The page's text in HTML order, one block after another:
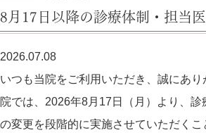
8月17日以降の診療体制・担当
2026.07.08
いつも当院をご利用いただき、誠にあ
院では、2026年8月17日（月）より、
の変更を段階的に実施させていただく